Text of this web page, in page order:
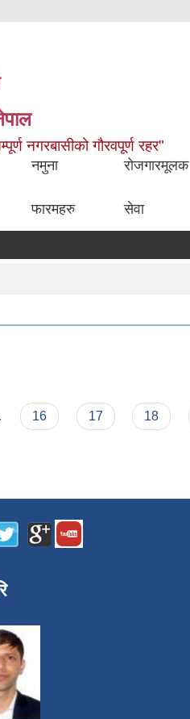
नगरबासीको गौरवपूर्ण रहर"
नमुना
फारमहरु
रोजगारमूलक
सेवा
16 17 18